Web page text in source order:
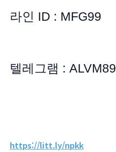
라인 ID : MFG99
텔레그램 : ALVM89
https://litt.ly/npkk